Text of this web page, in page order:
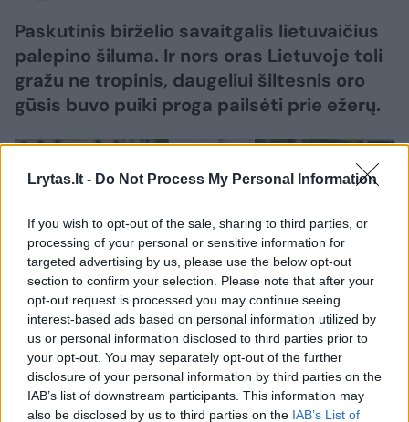
Lrytas.lt - Do Not Process My Personal Information
If you wish to opt-out of the sale, sharing to third parties, or
processing of your personal or sensitive information for
targeted advertising by us, please use the below opt-out
section to confirm your selection. Please note that after your
opt-out request is processed you may continue seeing
interest-based ads based on personal information utilized by
us or personal information disclosed to third parties prior to
your opt-out. You may separately opt-out of the further
disclosure of your personal information by third parties on the
IAB’s list of downstream participants. This information may
also be disclosed by us to third parties on the IAB’s List of
Paskutinis birželio savaitgalis lietuvaičius
palepino šiluma. Ir nors oras Lietuvoje toli
gražu ne tropinis, daugeliui šiltesnis oro
gūsis buvo puiki proga pailsėti prie ežerų.
Daugiau nuotraukų (45)